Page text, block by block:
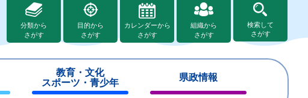
分類から
さがす
目的から
さがす
カレンダーから
さがす
組織から
さがす
検索して
さがす
教育・文化
スポーツ・青少年
県政情報